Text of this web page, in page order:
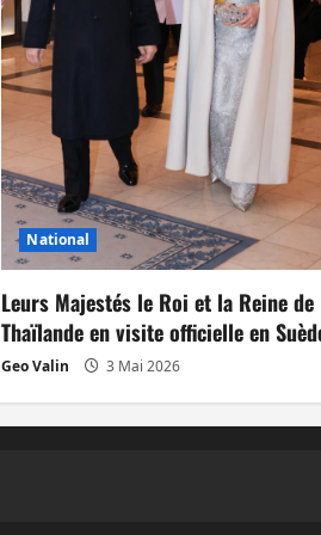
National
Leurs Majestés le Roi et la Reine de
Thaïlande en visite officielle en
Geo Valin 3 Mai 2026